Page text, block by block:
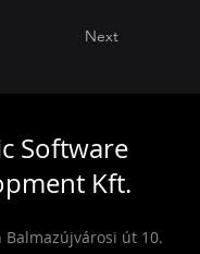
Next
Software
Kft.
Balmazújvárosi út 10.